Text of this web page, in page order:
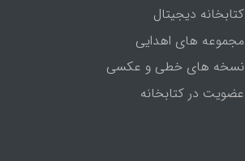
کتابخانه دیجیتال
مجموعه های اهدایی
نسخه های خطی و عکسی
عضویت در کتابخانه